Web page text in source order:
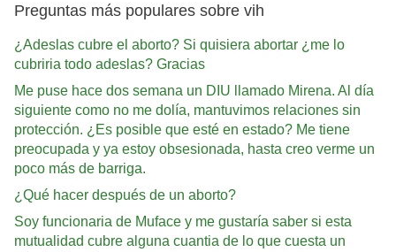
Preguntas más populares sobre vih
¿Adeslas cubre el aborto? Si quisiera abortar ¿me lo
cubriria todo adeslas? Gracias
Me puse hace dos semana un DIU llamado Mirena. Al día
siguiente como no me dolía, mantuvimos relaciones sin
protección. ¿Es posible que esté en estado? Me tiene
preocupada y ya estoy obsesionada, hasta creo verme un
poco más de barriga.
¿Qué hacer después de un aborto?
Soy funcionaria de Muface y me gustaría saber si esta
mutualidad cubre alguna cuantia de lo que cuesta un